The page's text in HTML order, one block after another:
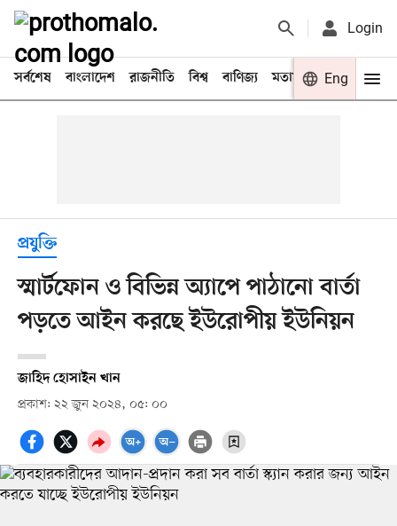
Login
সর্বশেষ বাংলাদেশ রাজনীতি বিশ্ব বাণিজ্য মতামত খেলা
Eng
প্রযুক্তি
স্মার্টফোন ও বিভিন্ন অ্যাপে পাঠানো বার্তা
পড়তে আইন করছে ইউরোপীয় ইউনিয়ন
জাহিদ হোসাইন খান
প্রকাশ: ২২ জুন ২০২৪, ০৫: ০০